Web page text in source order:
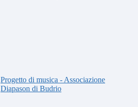
Progetto di musica - Associazione
Diapason di Budrio